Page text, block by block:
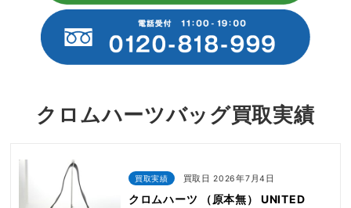
クロムハーツバッグ買取実績
買取実績 買取日 2026年7月4日
クロムハーツ （原本無） UNITED